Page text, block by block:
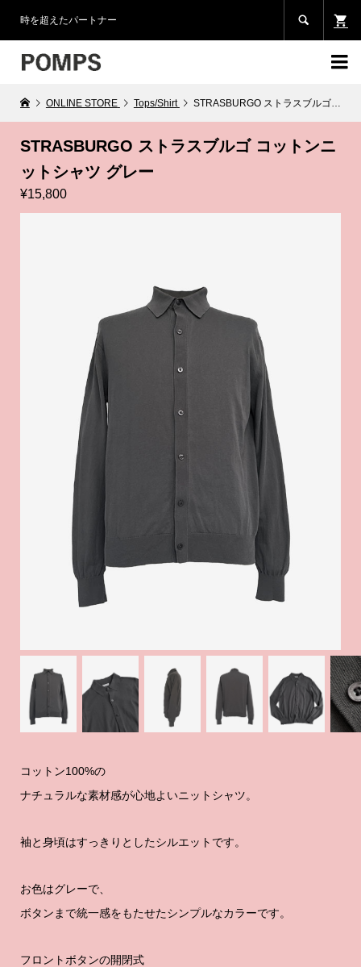
時を超えたパートナー 

ONLINE STORE Tops/Shirt STRASBURGO ストラスブルゴ コットンニットシャツ グレー
STRASBURGO ストラスブルゴ コットンニ
ットシャツ グレー
¥15,800
コットン100%の
ナチュラルな素材感が心地よいニットシャツ。
袖と身頃はすっきりとしたシルエットです。
お色はグレーで、
ボタンまで統一感をもたせたシンプルなカラーです。
フロントボタンの開閉式